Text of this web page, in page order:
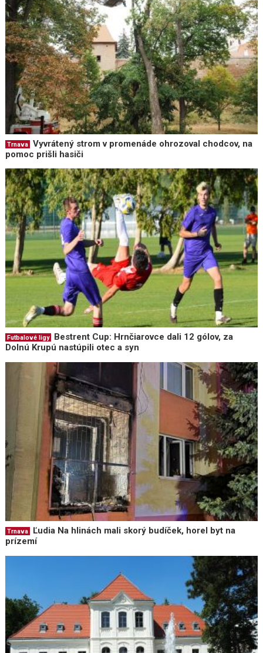
Trnava
Vyvrátený strom v promenáde ohrozoval chodcov, na
pomoc prišli hasiči
Futbalové ligy
Bestrent Cup: Hrnčiarovce dali 12 gólov, za
Dolnú Krupú nastúpili otec a syn
Trnava
Ľudia Na hlinách mali skorý budíček, horel byt na
prízemí